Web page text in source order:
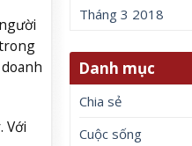
Với
Tháng 3 2018
Danh mục
Chia sẻ
Cuộc sống